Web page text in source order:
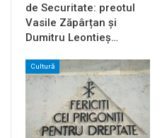
de Securitate: preotul
Vasile Zăpârțan și
Dumitru Leontieș…
Cultură